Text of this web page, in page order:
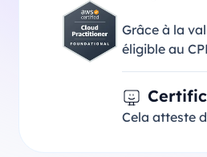
Grâce à la
éligible au
Cela atteste